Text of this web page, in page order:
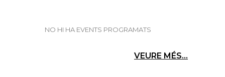
NO HI HA EVENTS PROGRAMATS
VEURE MÉS...